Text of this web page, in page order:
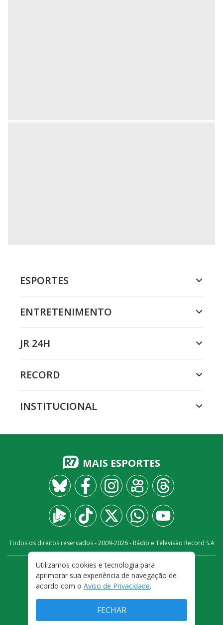
ESPORTES
ENTRETENIMENTO
JR 24H
RECORD
INSTITUCIONAL
MAIS ESPORTES
Todos os direitos reservados - 2009-2026- Rádio e Televisão Record S.A
FALE CONOSCO
PRIVACIDADE
TERMOS E CONDIÇÕES DE USO
Utilizamos cookies e tecnologia para
aprimorar sua experiência de navegação de
acordo com o Aviso de Privacidade.
FECHAR